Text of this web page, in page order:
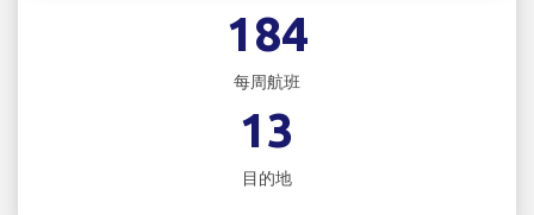
184
每周航班
13
目的地